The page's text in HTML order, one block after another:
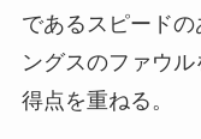
であるスピード
ングスのファウ
得点を重ねる。